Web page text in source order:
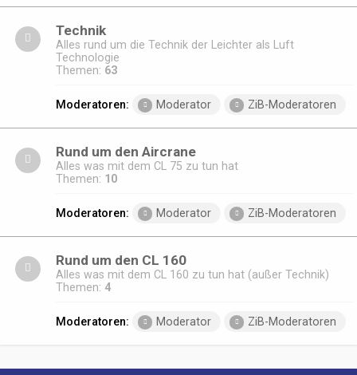
Technik
Alles rund um die Technik der Leichter als Luft
Technologie
Themen: 63
Moderatoren: Moderator ZiB-Moderatoren
Rund um den Aircrane
Alles was mit dem CL 75 zu tun hat
Themen: 10
Moderatoren: Moderator ZiB-Moderatoren
Rund um den CL 160
Alles was mit dem CL 160 zu tun hat (außer Technik)
Themen: 4
Moderatoren: Moderator ZiB-Moderatoren